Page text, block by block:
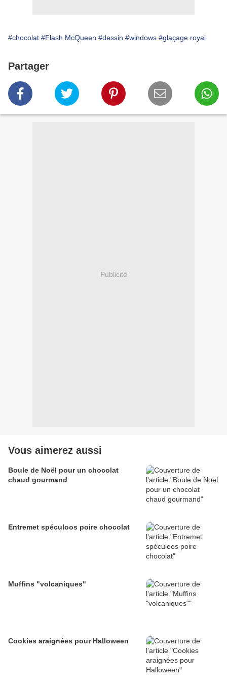
#chocolat #Flash McQueen #dessin #windows #glaçage royal
Partager
Publicité
Vous aimerez aussi
Boule de Noël pour un chocolat
chaud gourmand
Entremet spéculoos poire chocolat
Muffins "volcaniques"
Cookies araignées pour Halloween